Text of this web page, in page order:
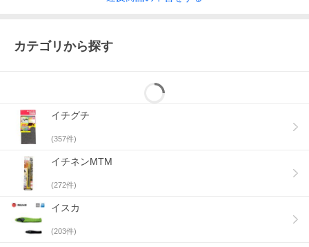
カテゴリから探す
イチグチ
(357件)
イチネンMTM
(272件)
イスカ
(203件)